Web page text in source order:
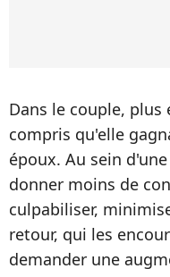
Dans le couple, plus
compris qu'elle
époux. Au sein
donner moins de
culpabiliser,
retour, qui les
demander une